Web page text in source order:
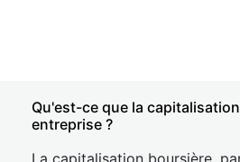
Qu'est-ce que la
entreprise ?
La capitalisation boursière,